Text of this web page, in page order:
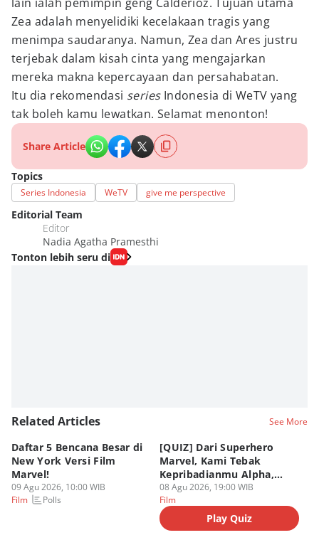
Zea adalah menyelidiki kecelakaan tragis yang
menimpa saudaranya. Namun, Zea dan Ares justru
terjebak dalam kisah cinta yang mengajarkan
mereka makna kepercayaan dan persahabatan.
Itu dia rekomendasi series Indonesia di WeTV yang
tak boleh kamu lewatkan. Selamat menonton!
Share Article
Topics
Series Indonesia WeTV give me perspective
Editorial Team
Editor
Nadia Agatha Pramesthi
Tonton lebih seru di
Related Articles See More
Daftar 5 Bencana Besar di
New York Versi Film
Marvel!
09 Agu 2026, 10:00 WIB
Film
Polls
[QUIZ] Dari Superhero
Marvel, Kami Tebak
Kepribadianmu Alpha,
Beta, atau Omega
08 Agu 2026, 19:00 WIB
Film
Play Quiz